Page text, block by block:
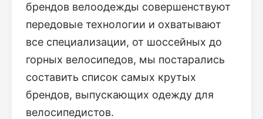
брендов велоодежды совершенствуют
передовые технологии и охватывают
все специализации, от шоссейных до
горных велосипедов, мы постарались
составить список самых крутых
брендов, выпускающих одежду для
велосипедистов.